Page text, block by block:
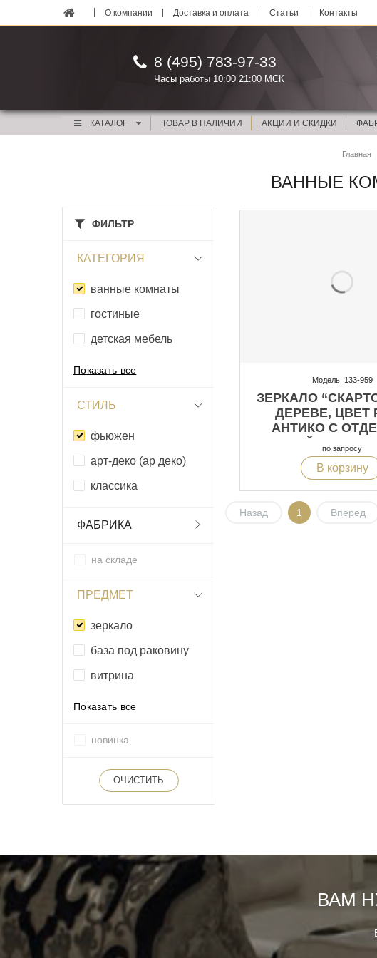
О компании Доставка и оплата Статьи Контакты
8 (495) 783-97-33
Часы работы 10:00 21:00 МСК
КАТАЛОГ ТОВАР В НАЛИЧИИ АКЦИИ И СКИДКИ
Главная
ВАННЫЕ
ФИЛЬТР
КАТЕГОРИЯ
ванные комнаты
гостиные
детская мебель
Показать все
СТИЛЬ
фьюжен
арт-деко (ар деко)
классика
ФАБРИКА
на складе
ПРЕДМЕТ
зеркало
база под раковину
витрина
Показать все
новинка
ОЧИСТИТЬ
Модель: 133-959
ЗЕРКАЛО
ДЕРЕВЕ, ЦВЕТ
АНТИКО С
ЗОЛОТО”
по запросу
В корзину
Назад 1 Вперед
ВАМ